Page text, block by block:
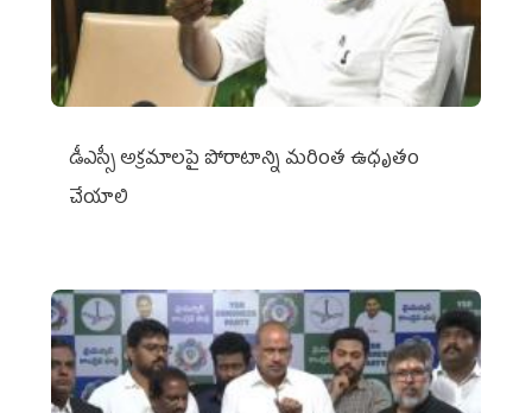
డీఎస్సీ అక్రమాలపై పోరాటాన్ని మరింత ఉధృతం
చేయాలి